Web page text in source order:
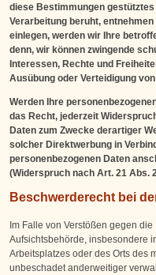
diese Bestimmungen
Verarbeitung beruht,
einlegen, werden wir Ihre
denn, wir können zwingende
Interessen, Rechte und
Ausübung oder Verteidigung
Werden Ihre
das Recht, jederzeit
Daten zum Zwecke derartiger
solcher Direktwerbung in
personenbezogenen Daten
(Widerspruch nach Art. 21 Abs.
Beschwerderecht bei
Im Falle von Verstößen gegen
Aufsichtsbehörde, insbesondere
Arbeitsplatzes oder des Orts des
unbeschadet anderweitiger